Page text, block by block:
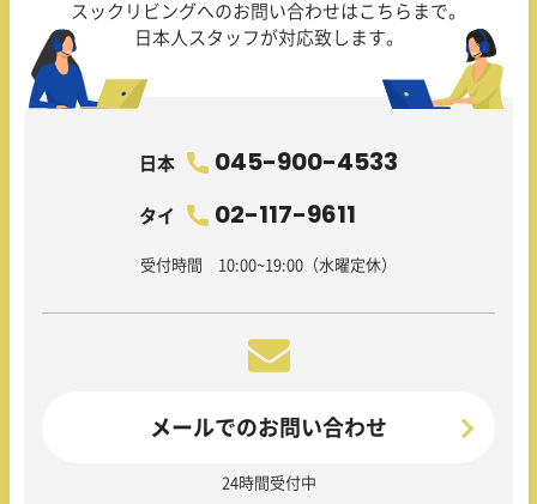
スックリビングへのお問い合わせはこちらまで。
日本人スタッフが対応致します。
日本 045-900-4533
タイ 02-117-9611
受付時間 10:00~19:00（水曜定休）
メールでのお問い合わせ
24時間受付中